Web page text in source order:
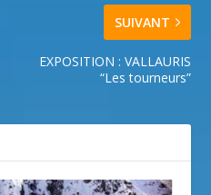
SUIVANT
EXPOSITION : VALLAURIS
“Les tourneurs”